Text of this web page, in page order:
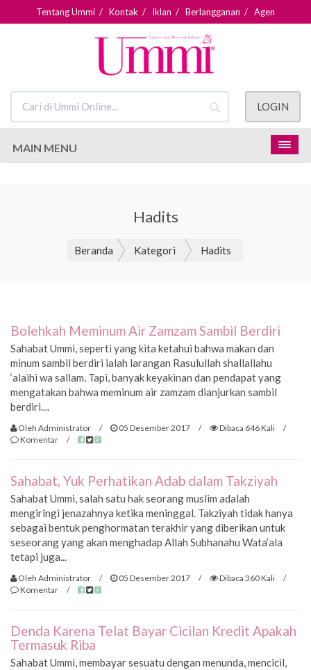
Tentang Ummi / Kontak / Iklan / Berlangganan / Agen
LOGIN
MAIN MENU
Hadits
Beranda Kategori Hadits
Bolehkah Meminum Air Zamzam Sambil Berdiri
Sahabat Ummi, seperti yang kita ketahui bahwa makan dan
minum sambil berdiri ialah larangan Rasulullah shallallahu
‘alaihi wa sallam. Tapi, banyak keyakinan dan pendapat yang
mengatakan bahwa meminum air zamzam dianjurkan sambil
berdiri....
Oleh Administrator / 05 Desember 2017 / Dibaca 646 Kali
/
Komentar
/
Sahabat, Yuk Perhatikan Adab dalam Takziyah
Sahabat Ummi, salah satu hak seorang muslim adalah
mengiringi jenazahnya ketika meninggal. Takziyah tidak hanya
sebagai bentuk penghormatan terakhir yang diberikan untuk
seseorang yang akan menghadap Allah Subhanahu Wata’ala
tetapi juga...
Oleh Administrator / 05 Desember 2017 / Dibaca 360 Kali
/
Komentar
/
Denda Karena Telat Bayar Cicilan Kredit Apakah
Termasuk Riba
Sahabat Ummi, membayar sesuatu dengan menunda, mencicil,